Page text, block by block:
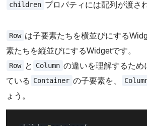
children プロパティには配列が渡さ
Row は子要素たちを横並びにする
素たちを縦並びにするWidgetです。
Row と Column の違いを理解するため
ている Container の子要素を、
ょう。